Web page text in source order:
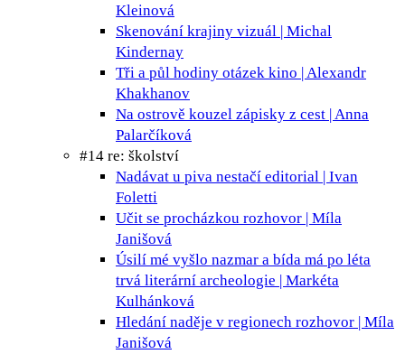
Kleinová
Skenování krajiny vizuál | Michal
Kindernay
Tři a půl hodiny otázek kino | Alexandr
Khakhanov
Na ostrově kouzel zápisky z cest | Anna
Palarčíková
#14 re: školství
Nadávat u piva nestačí editorial | Ivan
Foletti
Učit se procházkou rozhovor | Míla
Janišová
Úsilí mé vyšlo nazmar a bída má po léta
trvá literární archeologie | Markéta
Kulhánková
Hledání naděje v regionech rozhovor | Míla
Janišová